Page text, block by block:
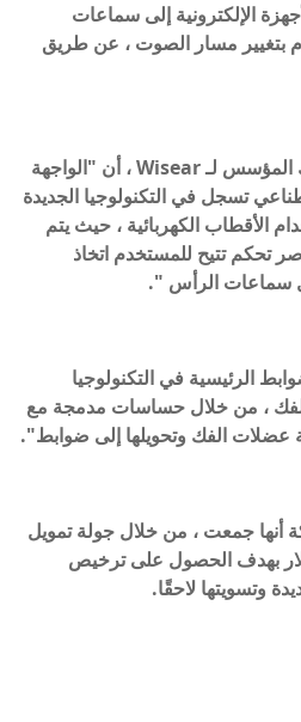
الإلكترونية إلى سماعات
بتغيير مسار الصوت ، عن طريق
أوضح ياسين الشيخ ، الشريك المؤسس لـ Wisear ، أن "الواجهة
تسجل في التكنولوجيا الجديدة
الأقطاب الكهربائية ، حيث يتم
تحكم تتيح للمستخدم اتخاذ
سماعات الرأس ".
الرئيسية في التكنولوجيا
، من خلال حساسات مدمجة مع
عضلات الفك وتحويلها إلى ضوابط".
أنها جمعت ، من خلال جولة تمويل
مليون دولار بهدف الحصول على ترخيص
وتسويتها لاحقًا.